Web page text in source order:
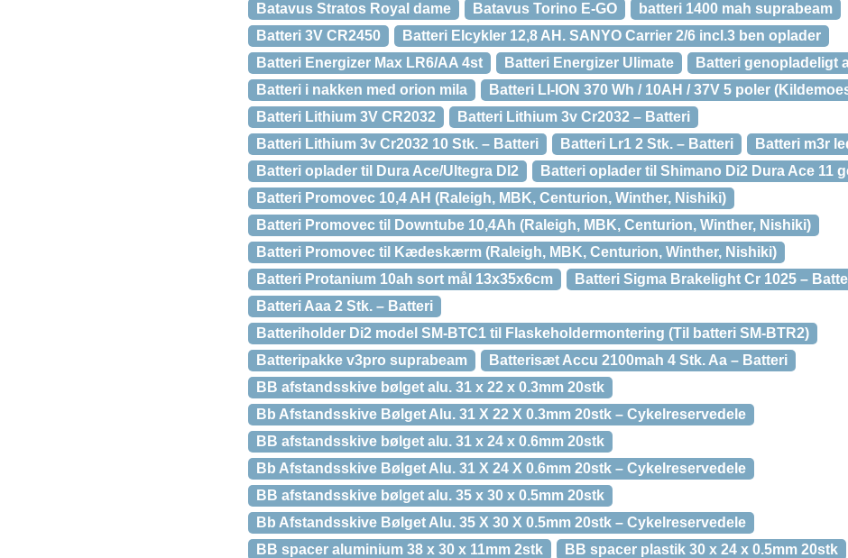
Batavus Stratos Royal dame
Batavus Torino E-GO
batteri 1400 mah suprabeam
Batteri 3V CR2450
Batteri Elcykler 12,8 AH. SANYO Carrier 2/6 incl.3 ben oplader
Batteri Energizer Max LR6/AA 4st
Batteri Energizer Ulimate
Batteri genopladeligt
Batteri i nakken med orion mila
Batteri LI-ION 370 Wh / 10AH / 37V 5 poler
Batteri Lithium 3V CR2032
Batteri Lithium 3v Cr2032 – Batteri
Batteri Lithium 3v Cr2032 10 Stk. – Batteri
Batteri Lr1 2 Stk. – Batteri
Batteri m3r
Batteri oplader til Dura Ace/Ultegra DI2
Batteri oplader til Shimano Di2 Dura Ace 11
Batteri Promovec 10,4 AH (Raleigh, MBK, Centurion, Winther, Nishiki)
Batteri Promovec til Downtube 10,4Ah (Raleigh, MBK, Centurion, Winther, Nishiki)
Batteri Promovec til Kædeskærm (Raleigh, MBK, Centurion, Winther, Nishiki)
Batteri Protanium 10ah sort mål 13x35x6cm
Batteri Sigma Brakelight Cr 1025 –
Batteri Aaa 2 Stk. – Batteri
Batteriholder Di2 model SM-BTC1 til Flaskeholdermontering (Til batteri SM-BTR2)
Batteripakke v3pro suprabeam
Batterisæt Accu 2100mah 4 Stk. Aa – Batteri
BB afstandsskive bølget alu. 31 x 22 x 0.3mm 20stk
Bb Afstandsskive Bølget Alu. 31 X 22 X 0.3mm 20stk – Cykelreservedele
BB afstandsskive bølget alu. 31 x 24 x 0.6mm 20stk
Bb Afstandsskive Bølget Alu. 31 X 24 X 0.6mm 20stk – Cykelreservedele
BB afstandsskive bølget alu. 35 x 30 x 0.5mm 20stk
Bb Afstandsskive Bølget Alu. 35 X 30 X 0.5mm 20stk – Cykelreservedele
BB spacer aluminium 38 x 30 x 11mm 2stk
BB spacer plastik 30 x 24 x 0.5mm 20stk